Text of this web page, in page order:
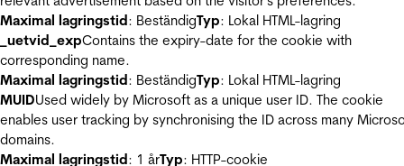
Maximal lagringstid: BeständigTyp: Lokal HTML-lagring
_uetvid_expContains the expiry-date for the cookie with
corresponding name.
Maximal lagringstid: BeständigTyp: Lokal HTML-lagring
MUIDUsed widely by Microsoft as a unique user ID. The cookie
enables user tracking by synchronising the ID across many
domains.
Maximal lagringstid: 1 årTyp: HTTP-cookie